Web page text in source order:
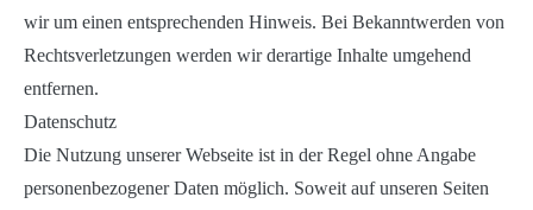
wir um einen entsprechenden Hinweis. Bei Bekanntwerden von
Rechtsverletzungen werden wir derartige Inhalte umgehend
entfernen.
Datenschutz
Die Nutzung unserer Webseite ist in der Regel ohne Angabe
personenbezogener Daten möglich. Soweit auf unseren Seiten